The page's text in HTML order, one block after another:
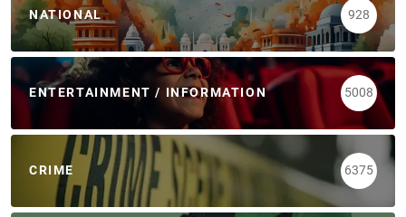
NATIONAL 928
ENTERTAINMENT / INFORMATION 5008
CRIME 6375